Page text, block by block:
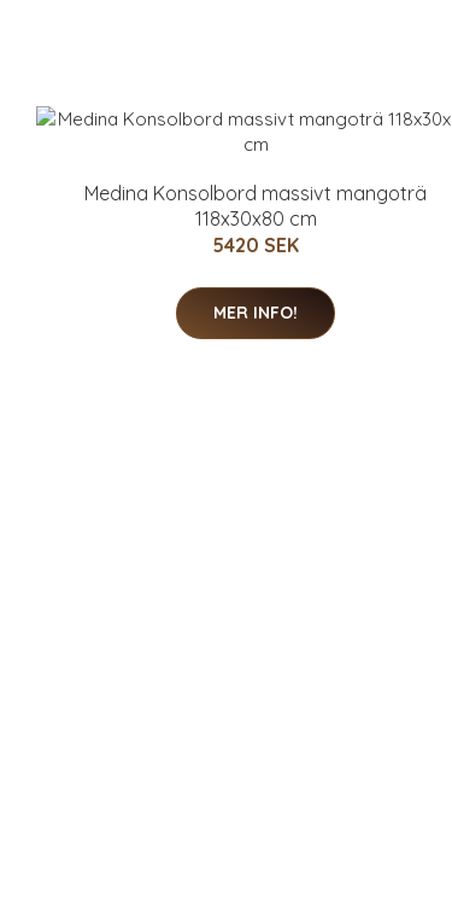
Medina Konsolbord massivt mangoträ
118x30x80 cm
5420 SEK
MER INFO!